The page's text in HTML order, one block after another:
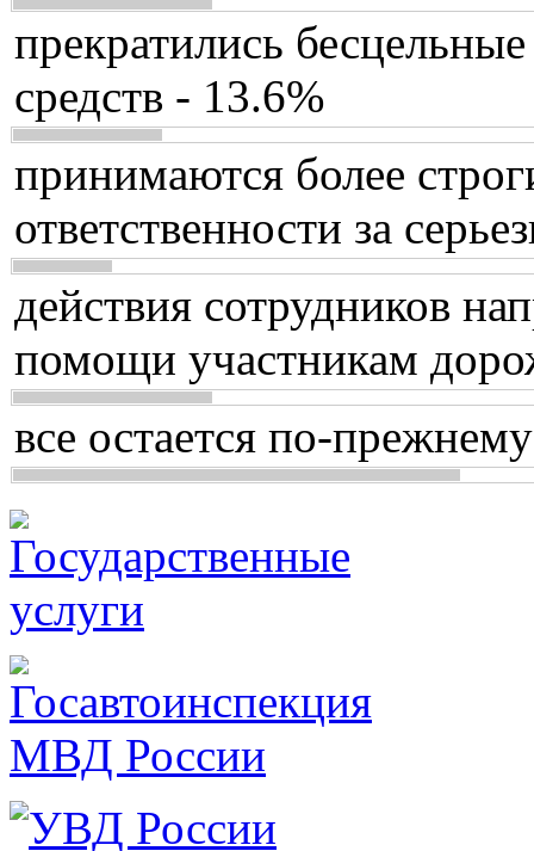
прекратились
средств - 13.6%
принимаются более
ответственности за
действия сотрудников
помощи участникам
все остается по-